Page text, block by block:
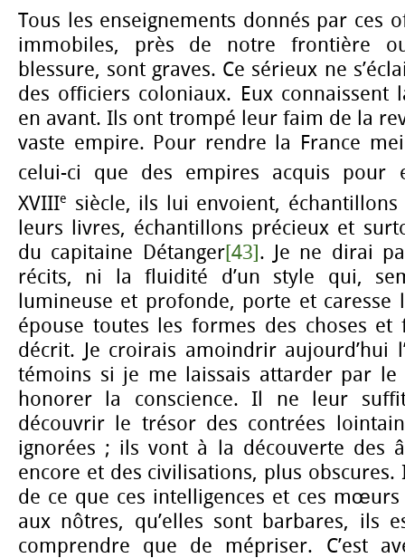
Tous les enseignements donnés par ces
immobiles, près de notre frontière
blessure, sont graves. Ce sérieux ne
des officiers coloniaux. Eux
en avant. Ils ont trompé leur faim de la
vaste empire. Pour rendre la France
celui-ci que des empires acquis pour
XVIIIe
siècle, ils lui envoient,
leurs livres, échantillons précieux et
du capitaine Détanger[43]. Je ne dirai
récits, ni la fluidité d’un style qui,
lumineuse et profonde, porte et
épouse toutes les formes des choses et
décrit. Je croirais amoindrir aujourd’hui
témoins si je me laissais attarder par le
honorer la conscience. Il ne leur
découvrir le trésor des contrées
ignorées ; ils vont à la découverte des
encore et des civilisations, plus obscures.
de ce que ces intelligences et ces
aux nôtres, qu’elles sont barbares, ils
comprendre que de mépriser. C’est